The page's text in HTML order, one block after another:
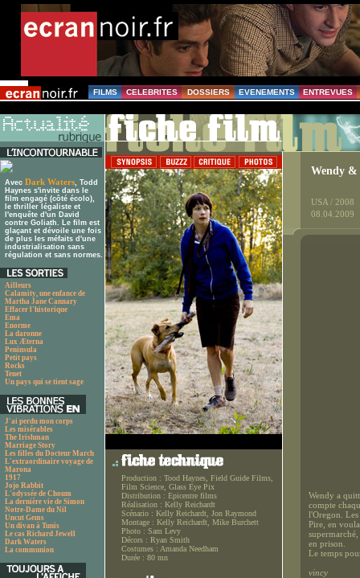
FILMS CELEBRITES DOSSIERS EVENEMENTS ENTREVUES
Avec Dark Waters, Todd
Haynes s'invite dans le
film engagé (côté écolo),
le thriller légaliste et
l'enquête d'un David
contre Goliath. Le film est
glaçant et dévoile une fois
de plus les méfaits d'une
industrialisation sans
régulation et sans normes.
Ailleurs
Calamity, une enfance de
Martha Jane Cannary
Effacer l'historique
Ema
Enorme
La daronne
Lux Æterna
Peninsula
Petit pays
Rocks
Tenet
Un pays qui se tient sage
J'ai perdu mon corps
Les misérables
The Irishman
Marriage Story
Les filles du Docteur March
L'extraordinaire voyage de
Marona
1917
Jojo Rabbit
L'odyssée de Choum
La dernière vie de Simon
Notre-Dame du Nil
Uncut Gems
Un divan à Tunis
Le cas Richard Jewell
Dark Waters
La communion
Production : Tood Haynes, Field Guide Films,
Film Science, Glass Eye Pix
Distribution : Epicentre films
Réalisation : Kelly Reichardt
Scénario : Kelly Reichardt, Jon Raymond
Montage : Kelly Reichardt, Mike Burchett
Photo : Sam Levy
Décors : Ryan Smith
Costumes : Amanda Needham
Durée : 80 mn
Wendy &
USA / 2008
08.04.2009
Wendy a
compte
l'Oregon. Les
Pire, en
en prison.
Le temps
vincy